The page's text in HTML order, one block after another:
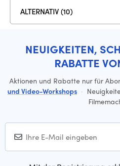
ALTERNATIV (10)
NEUIGKEITEN,
RABATTE
Aktionen und Rabatte nur für
und Video-Workshops ·